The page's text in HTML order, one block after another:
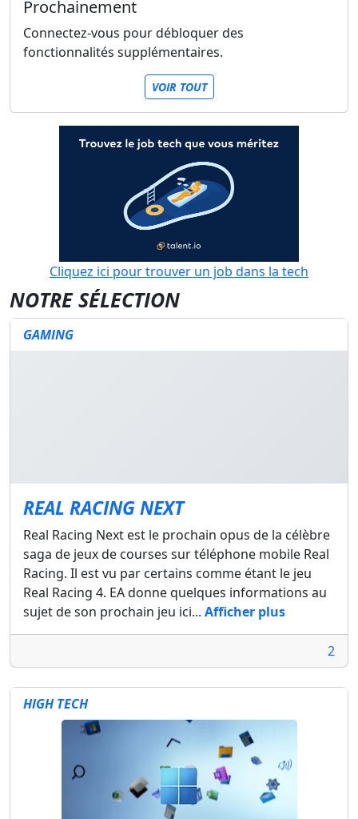
Prochainement
Connectez-vous pour débloquer des
fonctionnalités supplémentaires.
VOIR TOUT
Cliquez ici pour trouver un job dans la tech
NOTRE SÉLECTION
GAMING
REAL RACING NEXT
Real Racing Next est le prochain opus de la célèbre
saga de jeux de courses sur téléphone mobile Real
Racing. Il est vu par certains comme étant le jeu
Real Racing 4. EA donne quelques informations au
sujet de son prochain jeu ici... Afficher plus
2
HIGH TECH